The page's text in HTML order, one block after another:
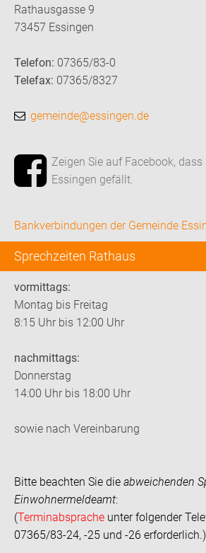
Rathausgasse 9
73457 Essingen
Telefon: 07365/83-0
Telefax: 07365/8327
gemeinde@essingen.de
Zeigen Sie auf Facebook,
Essingen gefällt.
Bankverbindungen der Gemeinde
Sprechzeiten Rathaus
vormittags:
Montag bis Freitag
8:15 Uhr bis 12:00 Uhr
nachmittags:
Donnerstag
14:00 Uhr bis 18:00 Uhr
sowie nach Vereinbarung
Bitte beachten Sie die abweichenden
Einwohnermeldeamt:
(Terminabsprache unter folgender
07365/83-24, -25 und -26 erforderlich.)